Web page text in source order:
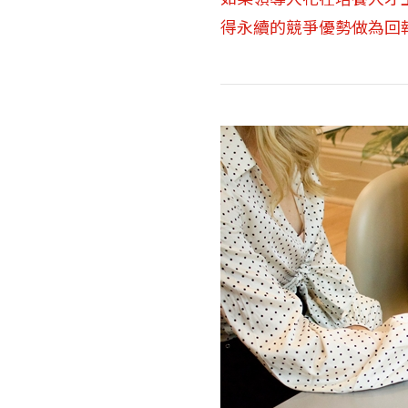
得永續的競爭優勢做為回